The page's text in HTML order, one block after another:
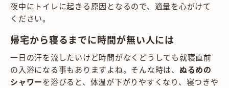
夜中にトイレに起きる原因となるので、適量を心がけて
ください。
帰宅から寝るまでに時間が無い人には
一日の汗を流したいけど時間がなくどうしても就寝直前
の入浴になる事もありますよね。そんな時は、 ぬるめの
シャワーを浴びると、体温が下がりやすくなり、寝つきや